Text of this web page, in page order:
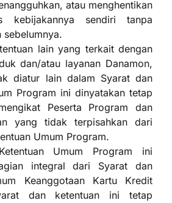
atau menghentikan
kebijakannya sendiri tanpa
sebelumnya.
lain yang terkait dengan
dan/atau layanan Danamon,
diatur lain dalam Syarat dan
Program ini dinyatakan tetap
Peserta Program dan
yang tidak terpisahkan dari
Umum Program.
Umum Program ini
integral dari Syarat dan
Keanggotaan Kartu Kredit
dan ketentuan ini tetap